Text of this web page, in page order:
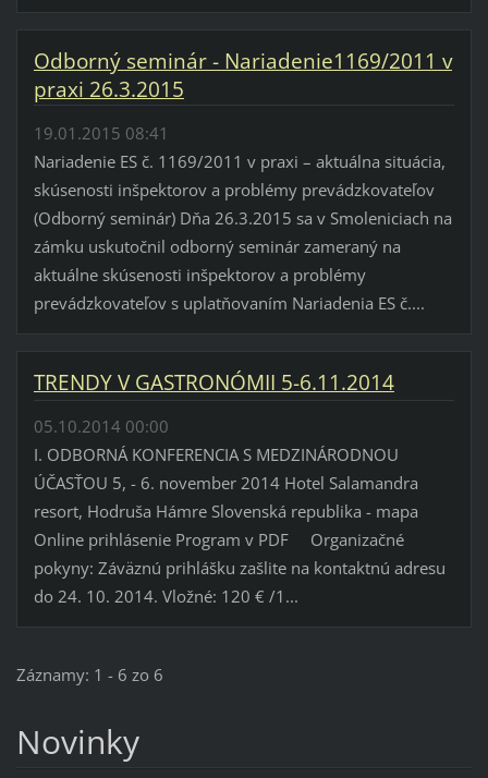
Odborný seminár - Nariadenie1169/2011 v
praxi 26.3.2015
19.01.2015 08:41
Nariadenie ES č. 1169/2011 v praxi – aktuálna situácia,
skúsenosti inšpektorov a problémy prevádzkovateľov
(Odborný seminár) Dňa 26.3.2015 sa v Smoleniciach na
zámku uskutočnil odborný seminár zameraný na
aktuálne skúsenosti inšpektorov a problémy
prevádzkovateľov s uplatňovaním Nariadenia ES č....
TRENDY V GASTRONÓMII 5-6.11.2014
05.10.2014 00:00
I. ODBORNÁ KONFERENCIA S MEDZINÁRODNOU
ÚČASŤOU 5, - 6. november 2014 Hotel Salamandra
resort, Hodruša Hámre Slovenská republika - mapa
Online prihlásenie Program v PDF Organizačné
pokyny: Záväznú prihlášku zašlite na kontaktnú adresu
do 24. 10. 2014. Vložné: 120 € /1...
Záznamy: 1 - 6 zo 6
Novinky